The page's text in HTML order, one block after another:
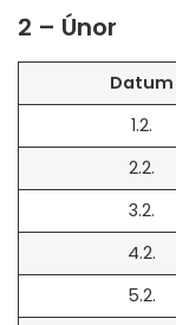
2 – Únor
Datum
1.2.
2.2.
3.2.
4.2.
5.2.